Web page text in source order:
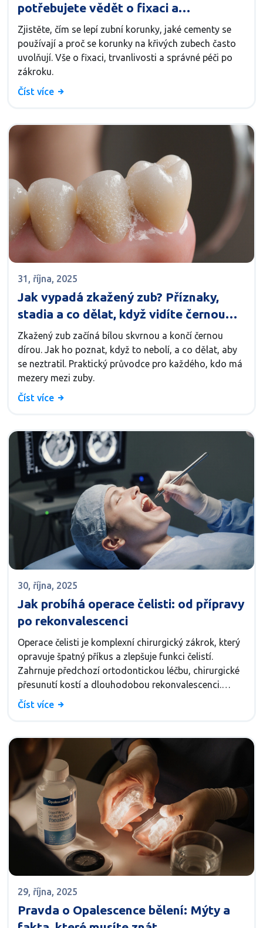
potřebujete vědět o fixaci a
trvanlivosti
Zjistěte, čím se lepí zubní korunky, jaké cementy se
používají a proč se korunky na křivých zubech často
uvolňují. Vše o fixaci, trvanlivosti a správné péči po
zákroku.
Číst více
31, října, 2025
Jak vypadá zkažený zub? Příznaky,
stadia a co dělat, když vidíte černou
díru
Zkažený zub začíná bílou skvrnou a končí černou
dírou. Jak ho poznat, když to nebolí, a co dělat, aby
se neztratil. Praktický průvodce pro každého, kdo má
mezery mezi zuby.
Číst více
30, října, 2025
Jak probíhá operace čelisti: od přípravy
po rekonvalescenci
Operace čelisti je komplexní chirurgický zákrok, který
opravuje špatný příkus a zlepšuje funkci čelistí.
Zahrnuje předchozí ortodontickou léčbu, chirurgické
přesunutí kostí a dlouhodobou rekonvalescenci.
Provozuje se pod celkovou anestézií a je pokryta
Číst více
29, října, 2025
Pravda o Opalescence bělení: Mýty a